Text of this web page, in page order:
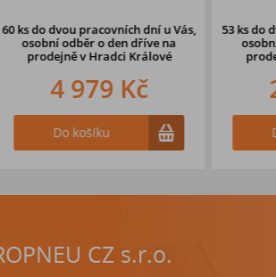
do dvou pracovních dní u Vás,
odběr o den dřívena
prodejně v Hradci Králové
4 979 Kč
Do košíku
53 ks
do dvou
osobní
prodejně
2
Do
CZ s.r.o.